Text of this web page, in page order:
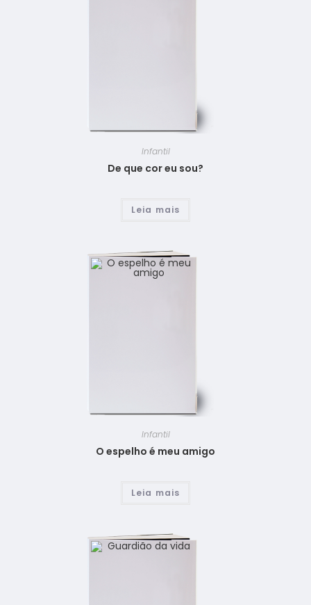
Infantil
De que cor eu sou?
Leia mais
Infantil
O espelho é meu amigo
Leia mais